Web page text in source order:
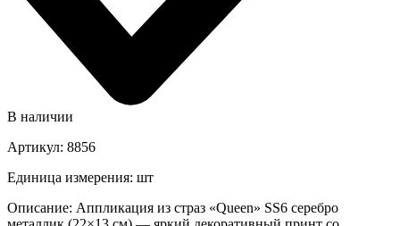
В наличии
Артикул: 8856
Единица измерения: шт
Описание: Аппликация из страз «Queen» SS6 серебро